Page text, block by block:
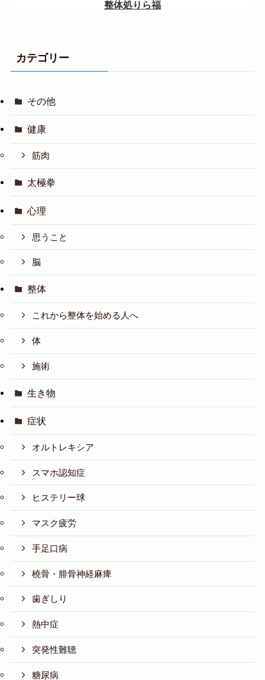
カテゴリー
その他
健康
筋肉
太極拳
心理
思うこと
脳
整体
これから整体を始める人へ
体
施術
生き物
症状
オルトレキシア
スマホ認知症
ヒステリー球
マスク疲労
手足口病
橈骨・腓骨神経麻痺
歯ぎしり
熱中症
突発性難聴
糖尿病